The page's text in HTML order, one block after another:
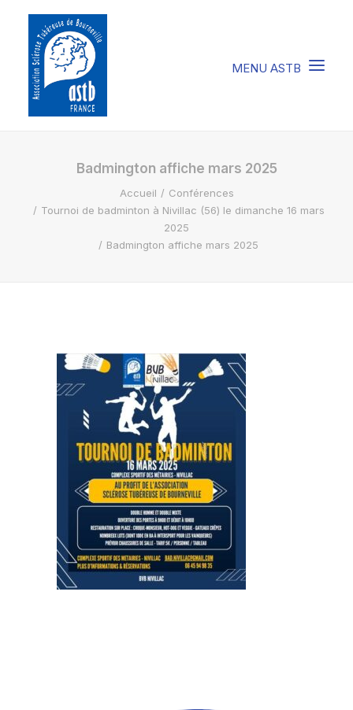
COMPRENDRE LA STB
SOIGNER LA STB
RECHERCHE
PANIER
Badmington affiche mars 2025
Accueil
Conférences
Tournoi de badminton à Nivillac (56) le dimanche 16 mars
2025
Badmington affiche mars 2025